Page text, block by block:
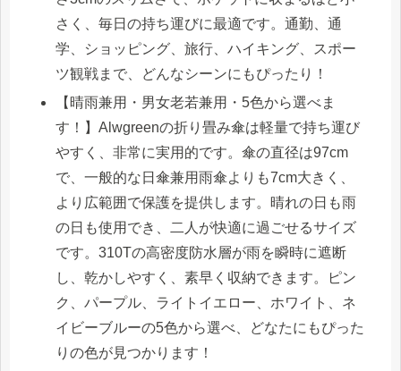
さく、毎日の持ち運びに最適です。通勤、通
学、ショッピング、旅行、ハイキング、スポー
ツ観戦まで、どんなシーンにもぴったり！
【晴雨兼用・男女老若兼用・5色から選べま
す！】Alwgreenの折り畳み傘は軽量で持ち運び
やすく、非常に実用的です。傘の直径は97cm
で、一般的な日傘兼用雨傘よりも7cm大きく、
より広範囲で保護を提供します。晴れの日も雨
の日も使用でき、二人が快適に過ごせるサイズ
です。310Tの高密度防水層が雨を瞬時に遮断
し、乾かしやすく、素早く収納できます。ピン
ク、パープル、ライトイエロー、ホワイト、ネ
イビーブルーの5色から選べ、どなたにもぴった
りの色が見つかります！